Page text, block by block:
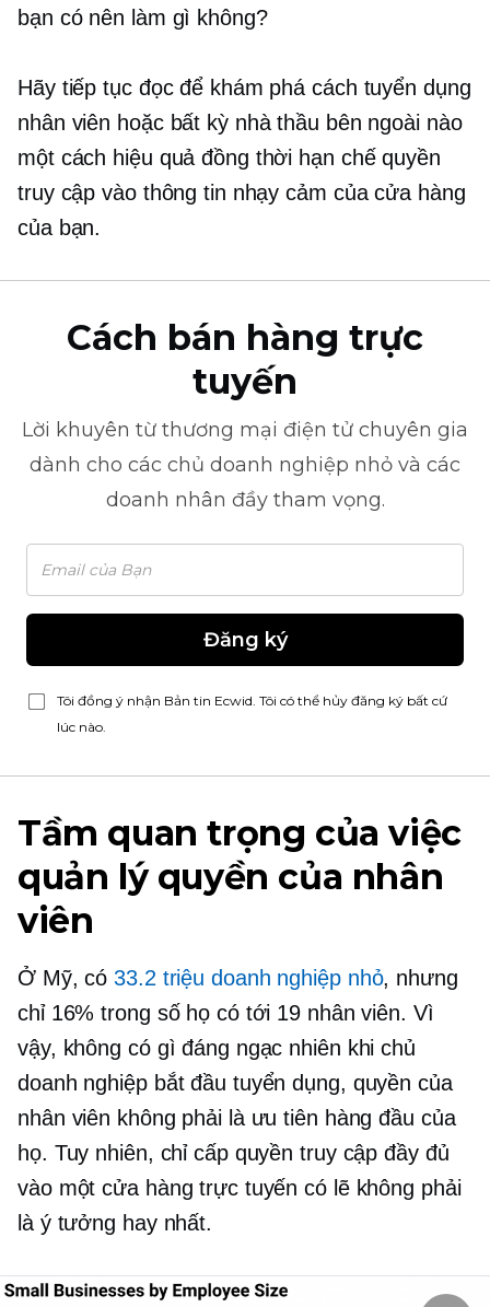
bạn có nên làm gì không?
Hãy tiếp tục đọc để khám phá cách tuyển dụng
nhân viên hoặc bất kỳ nhà thầu bên ngoài nào
một cách hiệu quả đồng thời hạn chế quyền
truy cập vào thông tin nhạy cảm của cửa hàng
của bạn.
Cách bán hàng trực
tuyến
Lời khuyên từ thương mại điện tử chuyên gia
dành cho các chủ doanh nghiệp nhỏ và các
doanh nhân đầy tham vọng.
Đăng ký
Tôi đồng ý nhận Bản tin Ecwid. Tôi có thể hủy đăng ký bất cứ
lúc nào.
Tầm quan trọng của việc
quản lý quyền của nhân
viên
Ở Mỹ, có33.2 triệu doanh nghiệp nhỏ, nhưng
chỉ 16% trong số họ có tới 19 nhân viên. Vì
vậy, không có gì đáng ngạc nhiên khi chủ
doanh nghiệp bắt đầu tuyển dụng, quyền của
nhân viên không phải là ưu tiên hàng đầu của
họ. Tuy nhiên, chỉ cấp quyền truy cập đầy đủ
vào một cửa hàng trực tuyến có lẽ không phải
là ý tưởng hay nhất.